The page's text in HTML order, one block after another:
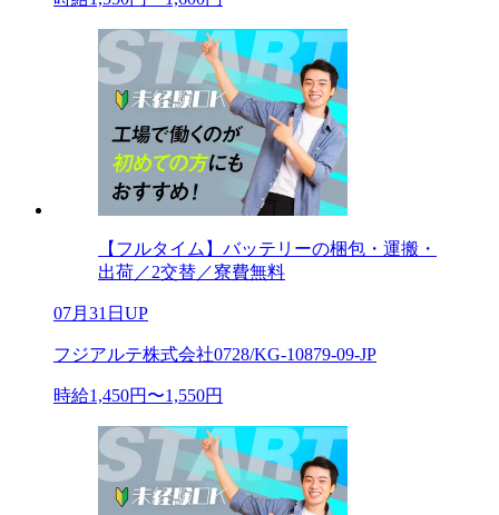
【フルタイム】バッテリーの梱包・運搬・
出荷／2交替／寮費無料
07月31日UP
フジアルテ株式会社0728/KG-10879-09-JP
時給1,450円〜1,550円